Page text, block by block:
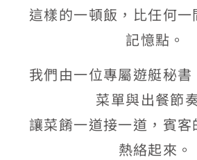
這樣的一頓飯，比任何一
記憶點。
我們由一位專屬遊艇秘
菜單與出餐節
讓菜餚一道接一道，賓客
熱絡起來。